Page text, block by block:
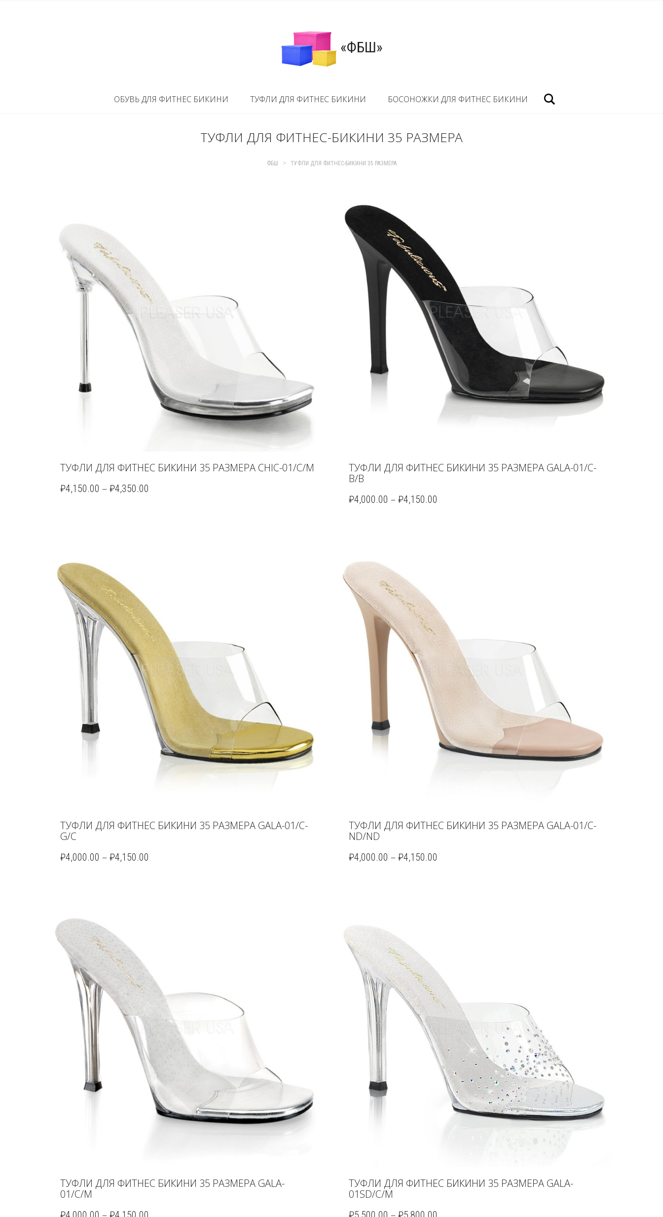
«ФБШ»
ОБУВЬ ДЛЯ ФИТНЕС БИКИНИ ТУФЛИ ДЛЯ ФИТНЕС БИКИНИ БОСОНОЖКИ ДЛЯ ФИТНЕС БИКИНИ
ТУФЛИ ДЛЯ ФИТНЕС-БИКИНИ 35 РАЗМЕРА
ФБШ > ТУФЛИ ДЛЯ ФИТНЕС-БИКИНИ 35 РАЗМЕРА
ТУФЛИ ДЛЯ ФИТНЕС БИКИНИ 35 РАЗМЕРА CHIC-01/C/M
₽4,150.00 – ₽4,350.00
ТУФЛИ ДЛЯ ФИТНЕС БИКИНИ 35 РАЗМЕРА GALA-01/C-
B/B
₽4,000.00 – ₽4,150.00
ТУФЛИ ДЛЯ ФИТНЕС БИКИНИ 35 РАЗМЕРА GALA-01/C-
G/C
₽4,000.00 – ₽4,150.00
ТУФЛИ ДЛЯ ФИТНЕС БИКИНИ 35 РАЗМЕРА GALA-01/C-
ND/ND
₽4,000.00 – ₽4,150.00
ТУФЛИ ДЛЯ ФИТНЕС БИКИНИ 35 РАЗМЕРА GALA-
01/C/M
ТУФЛИ ДЛЯ ФИТНЕС БИКИНИ 35 РАЗМЕРА GALA-
01SD/C/M